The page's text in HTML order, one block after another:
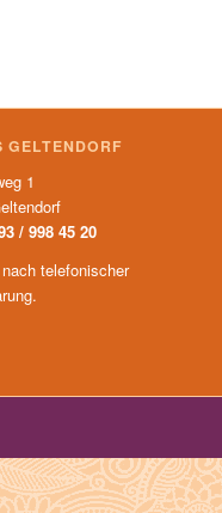
GELTENDORF
1
/ 998 45 20
telefonischer